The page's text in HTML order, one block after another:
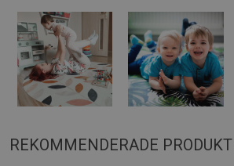
REKOMMENDERADE